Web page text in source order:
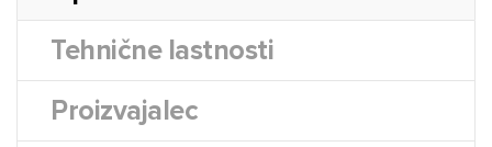
Tehnične lastnosti
Proizvajalec